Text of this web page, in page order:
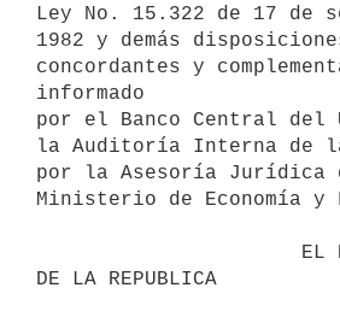
Ley No. 15.322 de 17 de
1982 y demás
concordantes y
informado
por el Banco Central del
la Auditoría Interna de
por la Asesoría Jurídica
Ministerio de Economía y
DE LA REPUBLICA